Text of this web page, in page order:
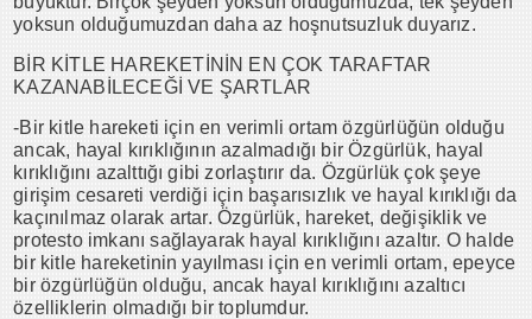
yoksun olduğumuzdan daha az hoşnutsuzluk duyarız.
BİR KİTLE HAREKETİNİN EN ÇOK TARAFTAR
KAZANABİLECEĞİ VE ŞARTLAR
-Bir kitle hareketi için en verimli ortam özgürlüğün olduğu
ancak, hayal kırıklığının azalmadığı bir Özgürlük, hayal
kırıklığını azalttığı gibi zorlaştırır da. Özgürlük çok şeye
girişim cesareti verdiği için başarısızlık ve hayal kırıklığı da
kaçınılmaz olarak artar. Özgürlük, hareket, değişiklik ve
protesto imkanı sağlayarak hayal kırıklığını azaltır. O halde
bir kitle hareketinin yayılması için en verimli ortam, epeyce
bir özgürlüğün olduğu, ancak hayal kırıklığını azaltıcı
özelliklerin olmadığı bir toplumdur.